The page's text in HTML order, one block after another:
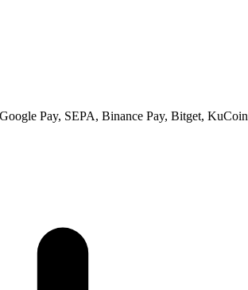
Pay, SEPA, Binance Pay, Bitget,